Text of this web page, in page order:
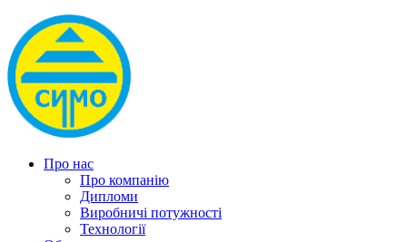
Про нас
Про компанію
Дипломи
Виробничі потужності
Технології